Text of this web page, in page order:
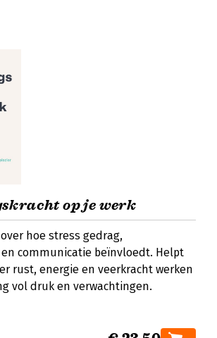
op je werk
hoe stress gedrag,
communicatie beïnvloedt. Helpt
rust, energie en veerkracht werken
vol druk en verwachtingen.